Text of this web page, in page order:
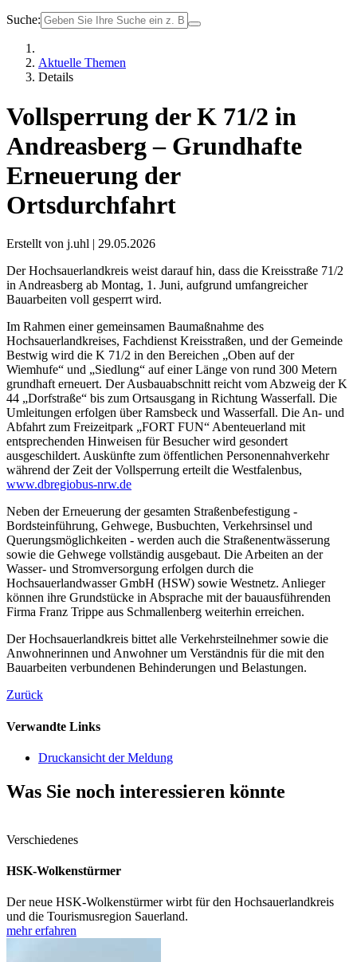
Suche:
Aktuelle Themen
Details
Vollsperrung der K 71/2 in
Andreasberg – Grundhafte
Erneuerung der
Ortsdurchfahrt
Erstellt von j.uhl | 29.05.2026
Der Hochsauerlandkreis weist darauf hin, dass die Kreisstraße 71/2
in Andreasberg ab Montag, 1. Juni, aufgrund umfangreicher
Bauarbeiten voll gesperrt wird.
Im Rahmen einer gemeinsamen Baumaßnahme des
Hochsauerlandkreises, Fachdienst Kreisstraßen, und der Gemeinde
Bestwig wird die K 71/2 in den Bereichen „Oben auf der
Wiemhufe“ und „Siedlung“ auf einer Länge von rund 300 Metern
grundhaft erneuert. Der Ausbauabschnitt reicht vom Abzweig der K
44 „Dorfstraße“ bis zum Ortsausgang in Richtung Wasserfall. Die
Umleitungen erfolgen über Ramsbeck und Wasserfall. Die An- und
Abfahrt zum Freizeitpark „FORT FUN“ Abenteuerland mit
entsprechenden Hinweisen für Besucher wird gesondert
ausgeschildert. Auskünfte zum öffentlichen Personennahverkehr
während der Zeit der Vollsperrung erteilt die Westfalenbus,
www.dbregiobus-nrw.de
Neben der Erneuerung der gesamten Straßenbefestigung -
Bordsteinführung, Gehwege, Busbuchten, Verkehrsinsel und
Querungsmöglichkeiten - werden auch die Straßenentwässerung
sowie die Gehwege vollständig ausgebaut. Die Arbeiten an der
Wasser- und Stromversorgung erfolgen durch die
Hochsauerlandwasser GmbH (HSW) sowie Westnetz. Anlieger
können ihre Grundstücke in Absprache mit der bauausführenden
Firma Franz Trippe aus Schmallenberg weiterhin erreichen.
Der Hochsauerlandkreis bittet alle Verkehrsteilnehmer sowie die
Anwohnerinnen und Anwohner um Verständnis für die mit den
Bauarbeiten verbundenen Behinderungen und Belastungen.
Zurück
Verwandte Links
Druckansicht der Meldung
Was Sie noch interessieren könnte
Verschiedenes
HSK-Wolkenstürmer
Der neue HSK-Wolkenstürmer wirbt für den Hochsauerlandkreis
und die Tourismusregion Sauerland.
mehr erfahren